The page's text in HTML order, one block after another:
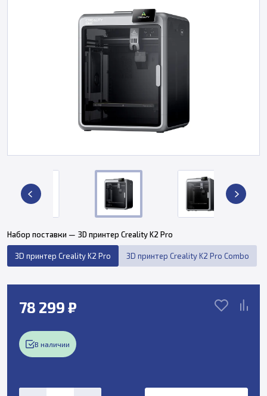
Набор поставки — 3D принтер Creality K2 Pro
3D принтер Creality K2 Pro 3D принтер Creality K2 Pro Combo
78 299 ₽
В наличии